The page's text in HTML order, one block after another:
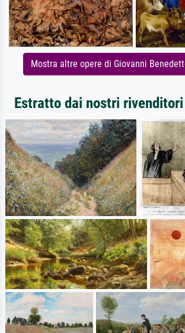
Mostra altre opere di Giovanni
Estratto dai nostri